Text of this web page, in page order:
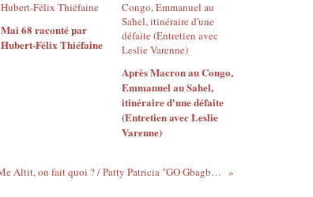
Mai 68 raconté par
Hubert-Félix Thiéfaine
Après Macron au Congo,
Emmanuel au Sahel,
itinéraire d'une défaite
(Entretien avec Leslie
Varenne)
Et maintenant, Me Altit, on fait quoi ? / Patty Patricia "GO Gbagbo du moment"